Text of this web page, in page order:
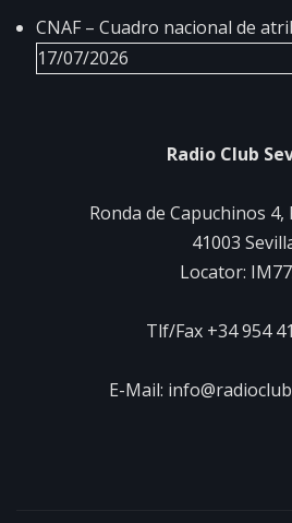
CNAF – Cuadro nacional de
17/07/2026
Radio Club
Ronda de Capuchinos 4,
41003
Locator:
Tlf/Fax +34 954
E-Mail: